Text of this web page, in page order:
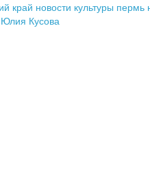
край новости культуры пермь
Юлия Кусова